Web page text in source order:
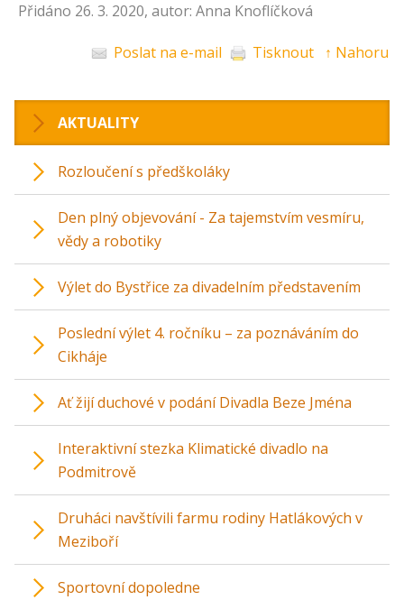
Přidáno 26. 3. 2020, autor: Anna Knoflíčková
Poslat na e-mail Tisknout ↑ Nahoru
AKTUALITY
Rozloučení s předškoláky
Den plný objevování - Za tajemstvím vesmíru,
vědy a robotiky
Výlet do Bystřice za divadelním představením
Poslední výlet 4. ročníku – za poznáváním do
Cikháje
Ať žijí duchové v podání Divadla Beze Jména
Interaktivní stezka Klimatické divadlo na
Podmitrově
Druháci navštívili farmu rodiny Hatlákových v
Meziboří
Sportovní dopoledne